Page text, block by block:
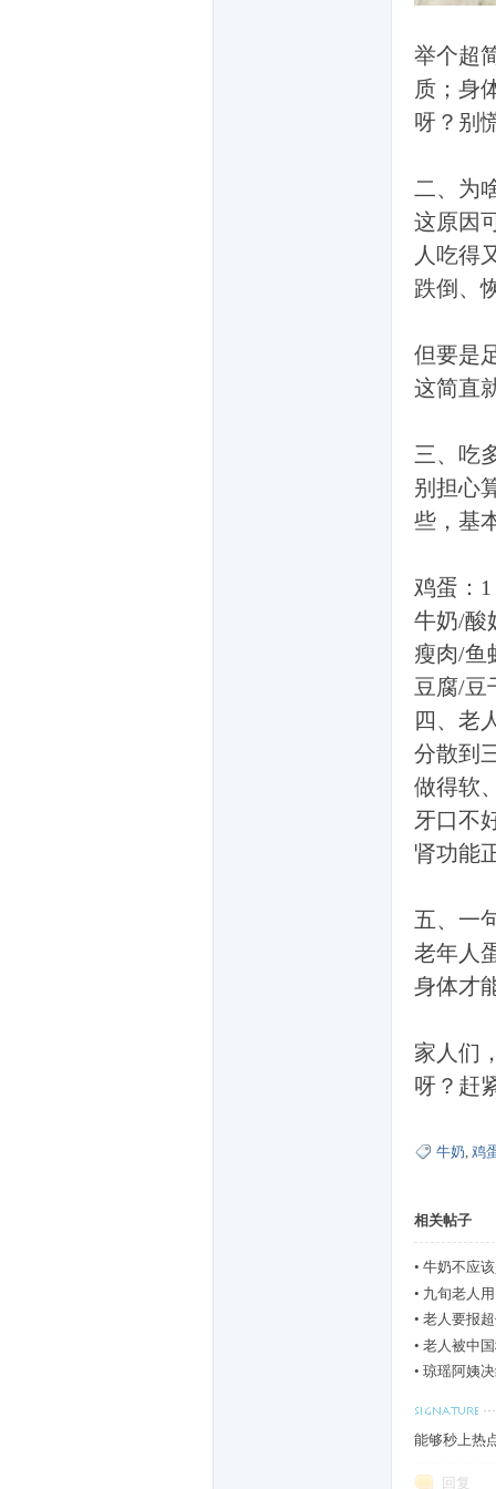
举个超
质；身
呀？别
二、为
这原因
人吃得
跌倒、
但要是
这简直
三、吃
别担心
些，基
鸡蛋：
牛奶/酸
瘦肉/鱼
豆腐/豆
四、老
分散到
做得软
牙口不
肾功能
五、一
老年人
身体才
家人们
呀？赶
牛奶, 鸡
相关帖子
• 牛奶不应
• 九旬老人
• 老人要报
• 老人被中
• 琼瑶阿姨
能够秒上热
回复